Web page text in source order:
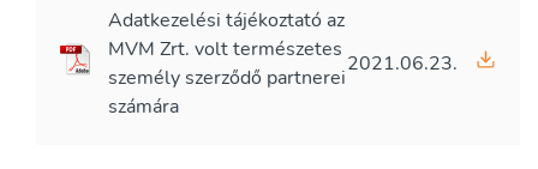
Adatkezelési tájékoztató az
MVM Zrt. volt természetes
személy szerződő partnerei
számára
2021.06.23.